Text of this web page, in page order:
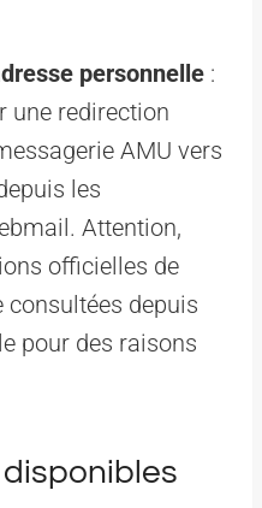
personnelle :
une redirection
AMU vers
les
Attention,
officielles de
consultées depuis
pour des raisons